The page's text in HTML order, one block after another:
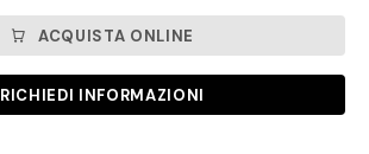
ACQUISTA ONLINE
RICHIEDI INFORMAZIONI